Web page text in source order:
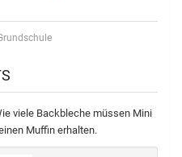
viele Backbleche müssen Mini
Muffin erhalten.